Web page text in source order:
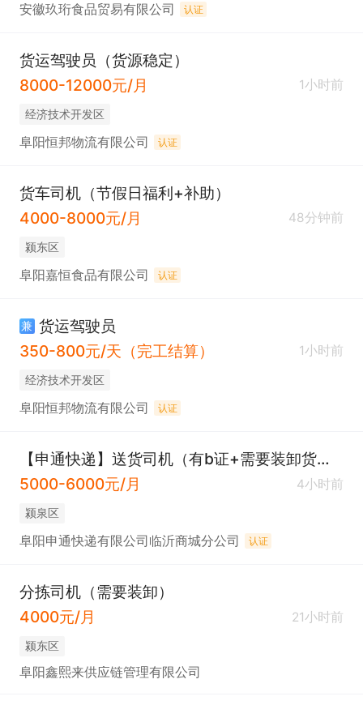
安徽玖珩食品贸易有限公司 认证
货运驾驶员（货源稳定）
8000-12000元/月
1小时前
经济技术开发区
阜阳恒邦物流有限公司 认证
货车司机（节假日福利+补助）
4000-8000元/月
48分钟前
颍东区
阜阳嘉恒食品有限公司 认证
兼 货运驾驶员
350-800元/天（完工结算）
1小时前
经济技术开发区
阜阳恒邦物流有限公司 认证
【申通快递】送货司机（有b证+需要装卸货物）
5000-6000元/月
4小时前
颍泉区
阜阳申通快递有限公司临沂商城分公司 认证
分拣司机（需要装卸）
4000元/月
21小时前
颍东区
阜阳鑫熙来供应链管理有限公司